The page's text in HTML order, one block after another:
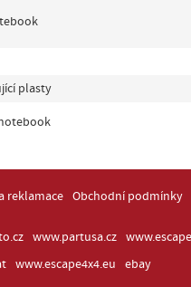
plasty
reklamace Obchodní podmínky
www.partusa.cz
www.escape4x4.eu ebay